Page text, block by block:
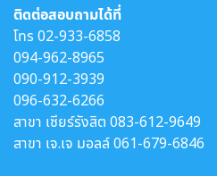
ติดต่อสอบถามได้ที่
โทร02-933-6858
094-962-8965
090-912-3939
096-632-6266
สาขา เซียร์รังสิต 083-612-9649
สาขา เจ.เจ มอลล์061-679-6846